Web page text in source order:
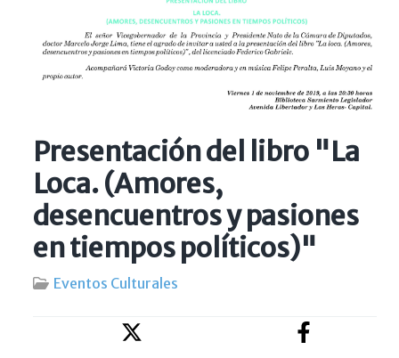
Presentación del libro "La
Loca. (Amores,
desencuentros y pasiones
en tiempos políticos)"
Eventos Culturales